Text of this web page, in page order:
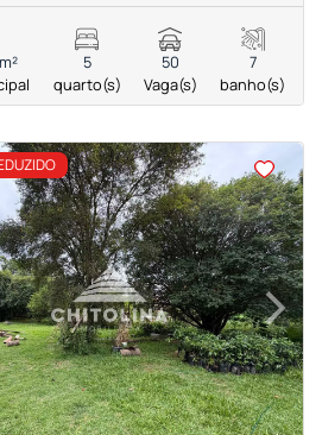
5
quarto(s)
50
Vaga(s)
7
banho(s)
›
Next